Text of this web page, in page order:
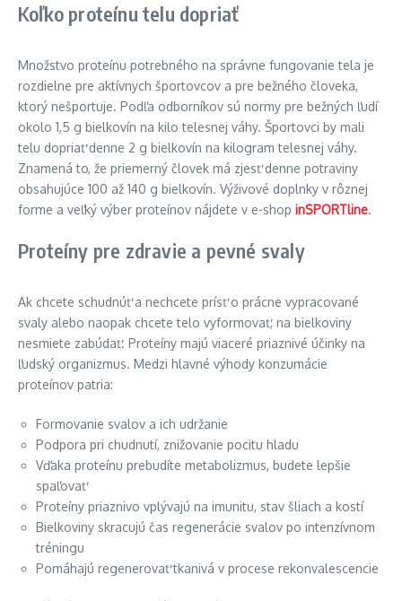
Koľko proteínu telu dopriať
Množstvo proteínu potrebného na správne fungovanie tela je
rozdielne pre aktívnych športovcov a pre bežného človeka,
ktorý nešportuje. Podľa odborníkov sú normy pre bežných ľudí
okolo 1,5 g bielkovín na kilo telesnej váhy. Športovci by mali
telu dopriať denne 2 g bielkovín na kilogram telesnej váhy.
Znamená to, že priemerný človek má zjesť denne potraviny
obsahujúce 100 až 140 g bielkovín. Výživové doplnky v rôznej
forme a veľký výber proteínov nájdete v e-shop inSPORTline.
Proteíny pre zdravie a pevné svaly
Ak chcete schudnúť a nechcete prísť o prácne vypracované
svaly alebo naopak chcete telo vyformovať, na bielkoviny
nesmiete zabúdať. Proteíny majú viaceré priaznivé účinky na
ľudský organizmus. Medzi hlavné výhody konzumácie
proteínov patria:
Formovanie svalov a ich udržanie
Podpora pri chudnutí, znižovanie pocitu hladu
Vďaka proteínu prebudíte metabolizmus, budete lepšie
spaľovať
Proteíny priaznivo vplývajú na imunitu, stav šliach a kostí
Bielkoviny skracujú čas regenerácie svalov po intenzívnom
tréningu
Pomáhajú regenerovať tkanivá v procese rekonvalescencie